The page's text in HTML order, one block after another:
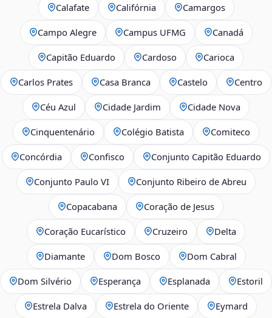
Calafate Califórnia Camargos
Campo Alegre Campus UFMG Canadá
Capitão Eduardo Cardoso Carioca
Carlos Prates Casa Branca Castelo Centro
Céu Azul Cidade Jardim Cidade Nova
Cinquentenário Colégio Batista Comiteco
Concórdia Confisco Conjunto Capitão Eduardo
Conjunto Paulo VI Conjunto Ribeiro de Abreu
Copacabana Coração de Jesus
Coração Eucarístico Cruzeiro Delta
Diamante Dom Bosco Dom Cabral
Dom Silvério Esperança Esplanada Estoril
Estrela Dalva Estrela do Oriente Eymard